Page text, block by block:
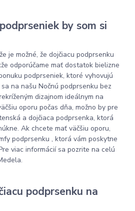
by som si
je možné, že dojčiacu podprsenku
odporúčame mať dostatok bielizne
podprseniek, ktoré vyhovujú
na našu Nočnú podprsenku bez
dizajnom ideálnym na
oporu počas dňa, možno by pre
a dojčiaca podprsenka, ktorá
Ak chcete mať väčšiu oporu,
podprsenku , ktorá vám poskytne
viac informácií sa pozrite na celú
podprsenku na